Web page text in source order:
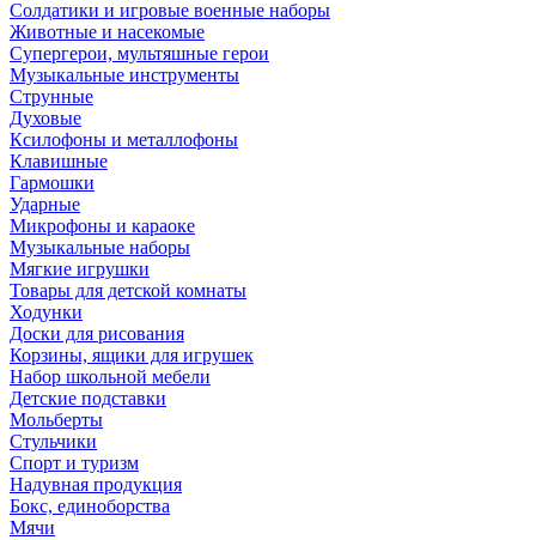
Солдатики и игровые военные наборы
Животные и насекомые
Супергерои, мультяшные герои
Музыкальные инструменты
Струнные
Духовые
Ксилофоны и металлофоны
Клавишные
Гармошки
Ударные
Микрофоны и караоке
Музыкальные наборы
Мягкие игрушки
Товары для детской комнаты
Ходунки
Доски для рисования
Корзины, ящики для игрушек
Набор школьной мебели
Детские подставки
Мольберты
Стульчики
Спорт и туризм
Надувная продукция
Бокс, единоборства
Мячи